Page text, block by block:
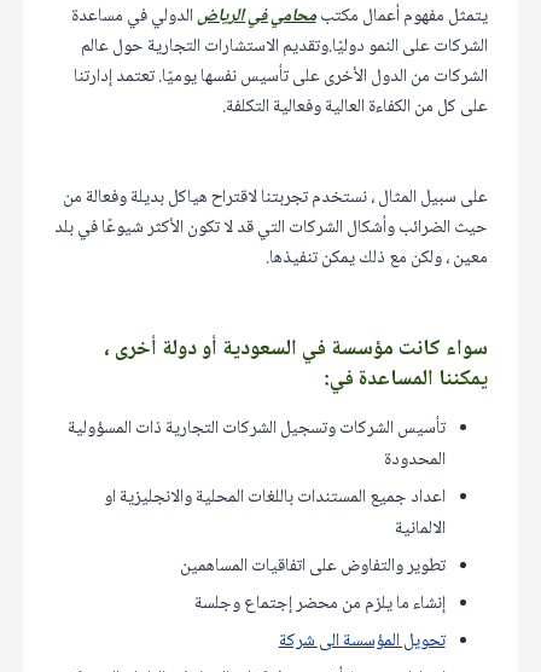
يتمثل مفهوم أعمال مكتبمحامي في الرياضالدولي في مساعدة
الشركات على النمو دوليًا.وتقديم الاستشارات التجارية حول عالم
الشركات من الدول الأخرى على تأسيس نفسها يوميًا. تعتمد إدارتنا
على كل من الكفاءة العالية وفعالية التكلفة.
على سبيل المثال ، نستخدم تجربتنا لاقتراح هياكل بديلة وفعالة من
حيث الضرائب وأشكال الشركات التي قد لا تكون الأكثر شيوعًا في بلد
معين ، ولكن مع ذلك يمكن تنفيذها.
سواء كانت مؤسسة في السعودية أو دولة أخرى ،
يمكننا المساعدة في:
تأسيس الشركات وتسجيل الشركات التجارية ذات المسؤولية
المحدودة
اعداد جميع المستندات باللغات المحلية والانجليزية او
الالمانية
تطوير والتفاوض على اتفاقيات المساهمين
إنشاء ما يلزم من محضر إجتماع وجلسة
تحويل المؤسسة الى شركة